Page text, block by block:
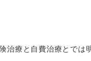
治療と自費治療とでは